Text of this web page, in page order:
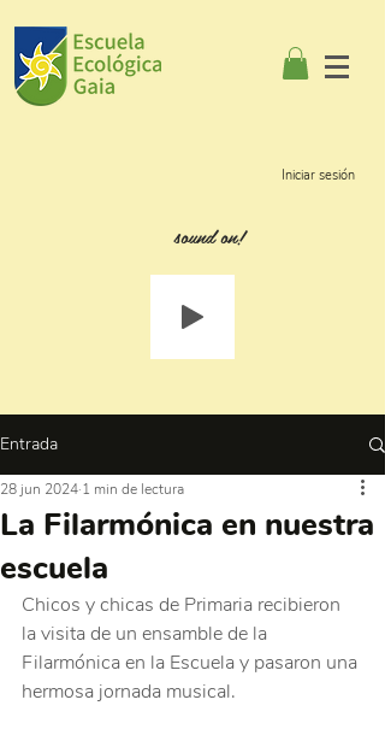
Iniciar sesión
sound on!
Entrada
La Filarmónica en nuestra
escuela
28 jun 2024 1 min de lectura
Chicos y chicas de Primaria recibieron
la visita de un ensamble de la
Filarmónica en la Escuela y pasaron una
hermosa jornada musical.